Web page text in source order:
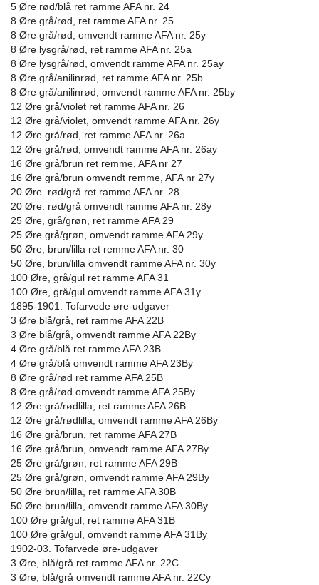
5 Øre rød/blå ret ramme AFA nr. 24
8 Øre grå/rød, ret ramme AFA nr. 25
8 Øre grå/rød, omvendt ramme AFA nr. 25y
8 Øre lysgrå/rød, ret ramme AFA nr. 25a
8 Øre lysgrå/rød, omvendt ramme AFA nr. 25ay
8 Øre grå/anilinrød, ret ramme AFA nr. 25b
8 Øre grå/anilinrød, omvendt ramme AFA nr. 25by
12 Øre grå/violet ret ramme AFA nr. 26
12 Øre grå/violet, omvendt ramme AFA nr. 26y
12 Øre grå/rød, ret ramme AFA nr. 26a
12 Øre grå/rød, omvendt ramme AFA nr. 26ay
16 Øre grå/brun ret remme, AFA nr 27
16 Øre grå/brun omvendt remme, AFA nr 27y
20 Øre. rød/grå ret ramme AFA nr. 28
20 Øre. rød/grå omvendt ramme AFA nr. 28y
25 Øre, grå/grøn, ret ramme AFA 29
25 Øre grå/grøn, omvendt ramme AFA 29y
50 Øre, brun/lilla ret remme AFA nr. 30
50 Øre, brun/lilla omvendt ramme AFA nr. 30y
100 Øre, grå/gul ret ramme AFA 31
100 Øre, grå/gul omvendt ramme AFA 31y
1895-1901. Tofarvede øre-udgaver
3 Øre blå/grå, ret ramme AFA 22B
3 Øre blå/grå, omvendt ramme AFA 22By
4 Øre grå/blå ret ramme AFA 23B
4 Øre grå/blå omvendt ramme AFA 23By
8 Øre grå/rød ret ramme AFA 25B
8 Øre grå/rød omvendt ramme AFA 25By
12 Øre grå/rødlilla, ret ramme AFA 26B
12 Øre grå/rødlilla, omvendt ramme AFA 26By
16 Øre grå/brun, ret ramme AFA 27B
16 Øre grå/brun, omvendt ramme AFA 27By
25 Øre grå/grøn, ret ramme AFA 29B
25 Øre grå/grøn, omvendt ramme AFA 29By
50 Øre brun/lilla, ret ramme AFA 30B
50 Øre brun/lilla, omvendt ramme AFA 30By
100 Øre grå/gul, ret ramme AFA 31B
100 Øre grå/gul, omvendt ramme AFA 31By
1902-03. Tofarvede øre-udgaver
3 Øre, blå/grå ret ramme AFA nr. 22C
3 Øre, blå/grå omvendt ramme AFA nr. 22Cy